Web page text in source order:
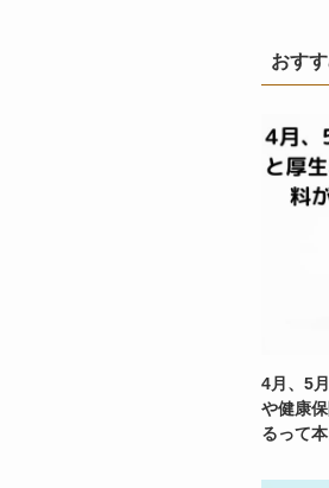
おす
4月、5
や健康
るって